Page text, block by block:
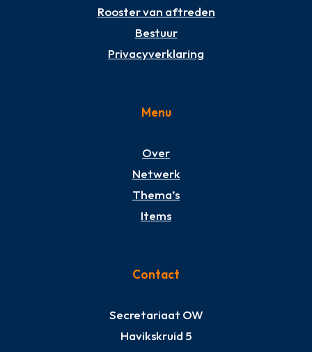
Rooster van aftreden
Bestuur
Privacyverklaring
Menu
Over
Netwerk
Thema’s
Items
Contact
Secretariaat OW
Havikskruid 5